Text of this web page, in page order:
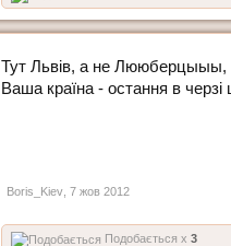
Тут Львів, а не Лююберцыыы,
Ваша країна - остання в
Boris_Kiev 7 жов 2012
Подобається x 3